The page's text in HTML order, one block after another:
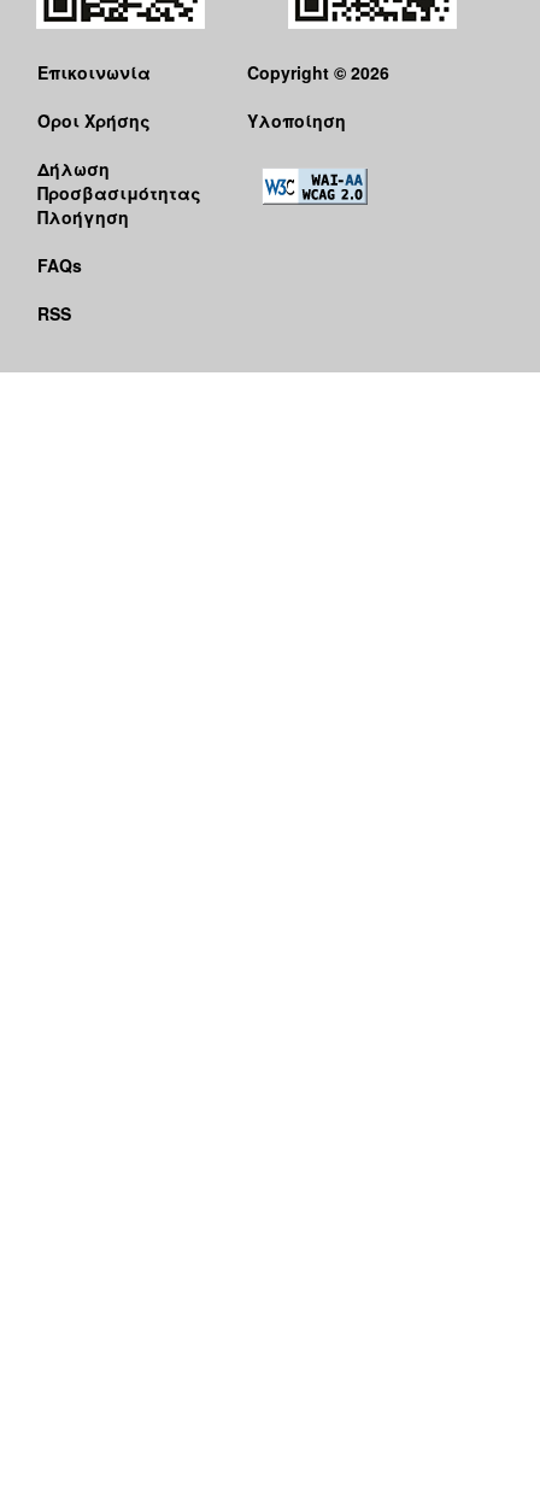
Επικοινωνία
Όροι Χρήσης
Δήλωση
Προσβασιμότητας
Πλοήγηση
FAQs
RSS
Copyright © 2026
Υλοποίηση